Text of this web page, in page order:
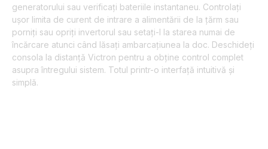
generatorului sau verificați bateriile instantaneu. Controlați
ușor limita de curent de intrare a alimentării de la țărm sau
porniți sau opriți invertorul sau setați-l la starea numai de
încărcare atunci când lăsați ambarcațiunea la doc. Deschideți
consola la distanță Victron pentru a obține control complet
asupra întregului sistem. Totul printr-o interfață intuitivă și
simplă.